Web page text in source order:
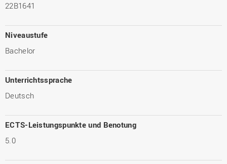
22B1641
Niveaustufe
Bachelor
Unterrichtssprache
Deutsch
ECTS-Leistungspunkte und Benotung
5.0